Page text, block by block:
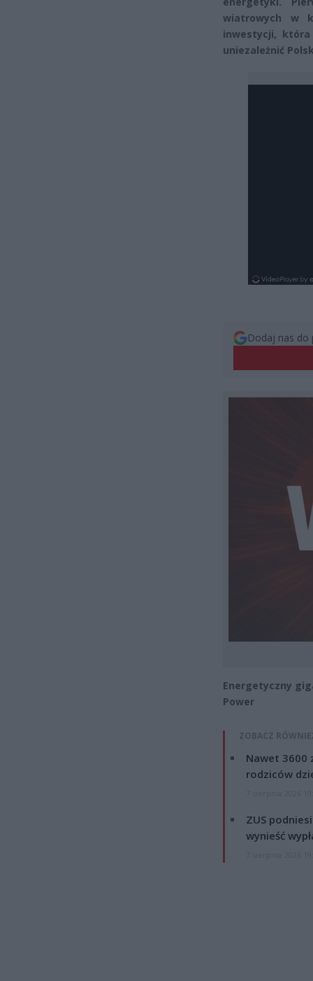
wiatrowych w
inwestycji,
uniezależnić
Dodaj nas do
Energetyczny
Power
ZOBACZ
Nawet 3600
rodziców
ZUS
wynieść